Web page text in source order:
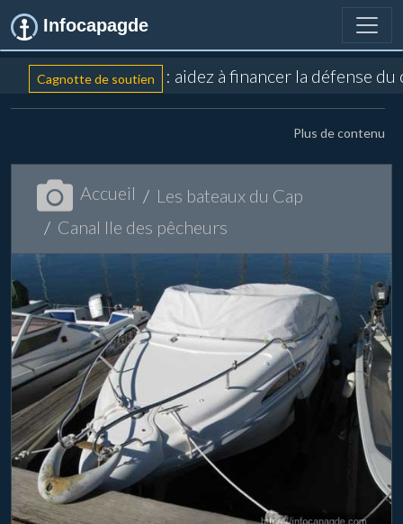
Infocapagde
Cagnotte de soutien : aidez à financer la défense
Plus de contenu
Accueil
Les bateaux du Cap
Canal Ile des pêcheurs